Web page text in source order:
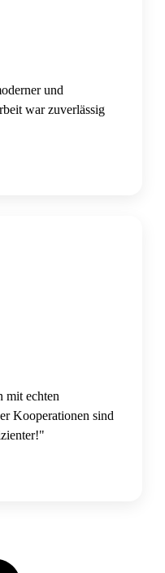
und
war zuverlässig
mit echten
Kooperationen sind